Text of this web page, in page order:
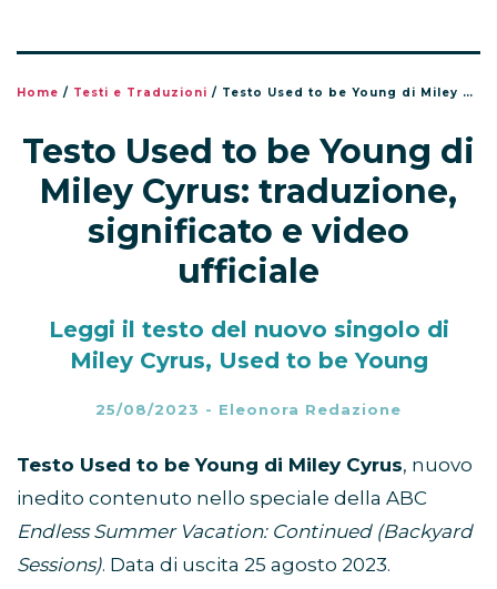
Home / Testi e Traduzioni / Testo Used to be Young di Miley Cyrus: traduzione, significato e video ufficiale
Testo Used to be Young di
Miley Cyrus: traduzione,
significato e video
ufficiale
Leggi il testo del nuovo singolo di
Miley Cyrus, Used to be Young
25/08/2023 - Eleonora Redazione
Testo Used to be Young di Miley Cyrus, nuovo
inedito contenuto nello speciale della ABC
Endless Summer Vacation: Continued (Backyard
Sessions). Data di uscita 25 agosto 2023.